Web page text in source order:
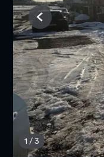
1 / 3
Previous